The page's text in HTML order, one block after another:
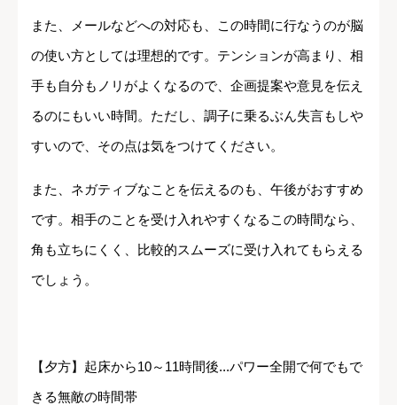
また、メールなどへの対応も、この時間に行なうのが脳
の使い方としては理想的です。テンションが高まり、相
手も自分もノリがよくなるので、企画提案や意見を伝え
るのにもいい時間。ただし、調子に乗るぶん失言もしや
すいので、その点は気をつけてください。
また、ネガティブなことを伝えるのも、午後がおすすめ
です。相手のことを受け入れやすくなるこの時間なら、
角も立ちにくく、比較的スムーズに受け入れてもらえる
でしょう。
【夕方】起床から10～11時間後...パワー全開で何でもで
きる無敵の時間帯